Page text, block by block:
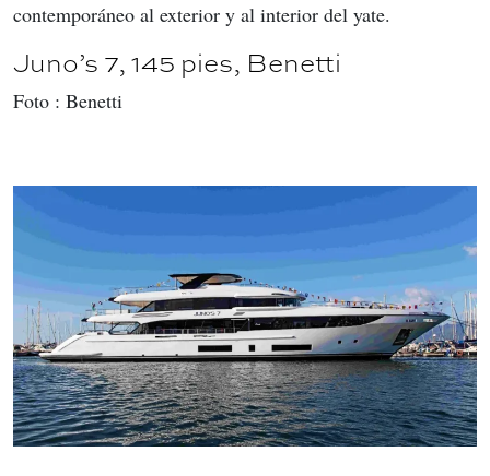
contemporáneo al exterior y al interior del yate.
Juno’s 7, 145 pies, Benetti
Foto : Benetti